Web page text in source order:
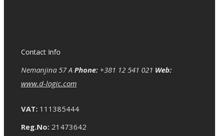
Contact Info
Nemanjina 57 A Phone:+381 12 541 021 Web:
www.d-logic.com
VAT:111385444
Reg.No:21473642